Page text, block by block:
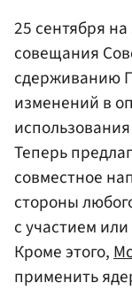
25 сентября
совещания
сдерживанию
изменений в
Теперь
совместное
стороны
с участием
Кроме этого,
применить